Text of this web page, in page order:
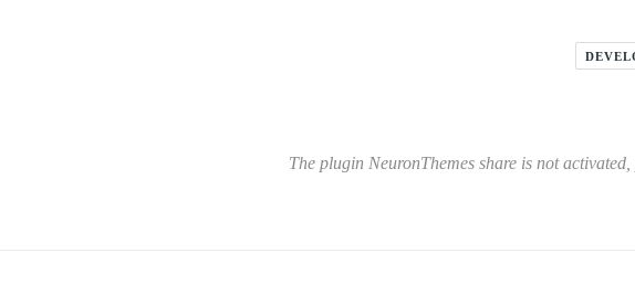
The plugin NeuronThemes share is not